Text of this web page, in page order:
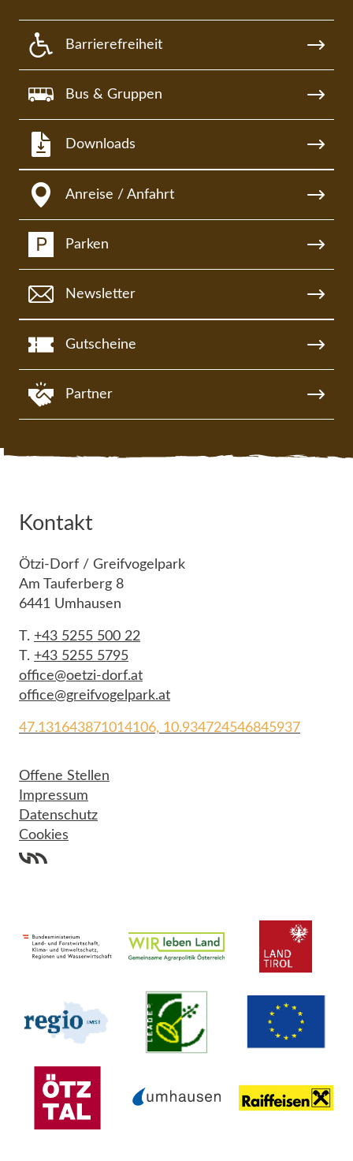
Barrierefreiheit
Bus & Gruppen
Downloads
Anreise / Anfahrt
Parken
Newsletter
Gutscheine
Partner
Kontakt
Ötzi-Dorf / Greifvogelpark
Am Tauferberg 8
6441 Umhausen
T. +43 5255 500 22
T. +43 5255 5795
office@oetzi-dorf.at
office@greifvogelpark.at
47.131643871014106, 10.934724546845937
Offene Stellen
Impressum
Datenschutz
Cookies